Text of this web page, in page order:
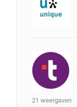
21 weergaven